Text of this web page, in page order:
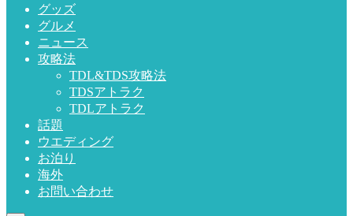
グッズ
グルメ
ニュース
攻略法
TDL&TDS攻略法
TDSアトラク
TDLアトラク
話題
ウエディング
お泊り
海外
お問い合わせ